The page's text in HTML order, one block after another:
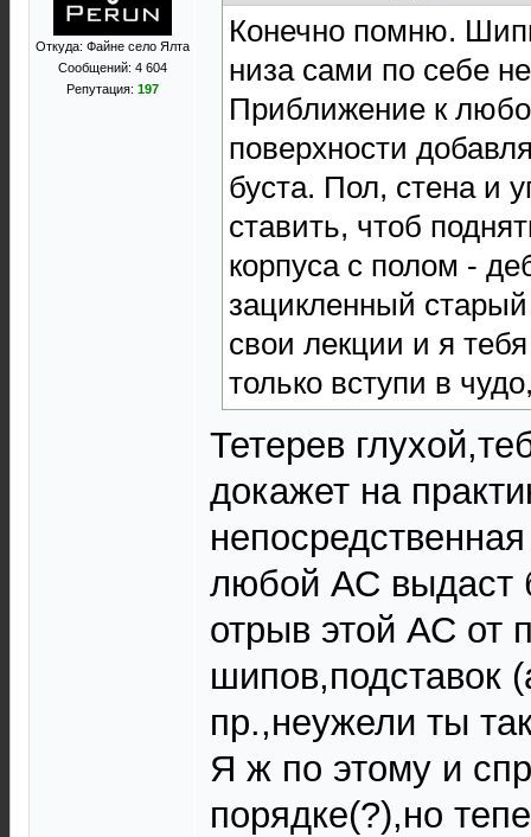
Откуда: Файне село Ялта
Сообщений: 4 604
Репутация: 197
Конечно помню.
низа сами по себе
Приближение к
поверхности
буста. Пол, стена и
ставить, чтоб
корпуса с полом -
зацикленный
свои лекции и я
только вступи в
Тетерев
докажет на
любой АС выдаст
отрыв этой АС от
шипов,подставок
пр.,неужели ты
Я ж по этому и
порядке(?),но